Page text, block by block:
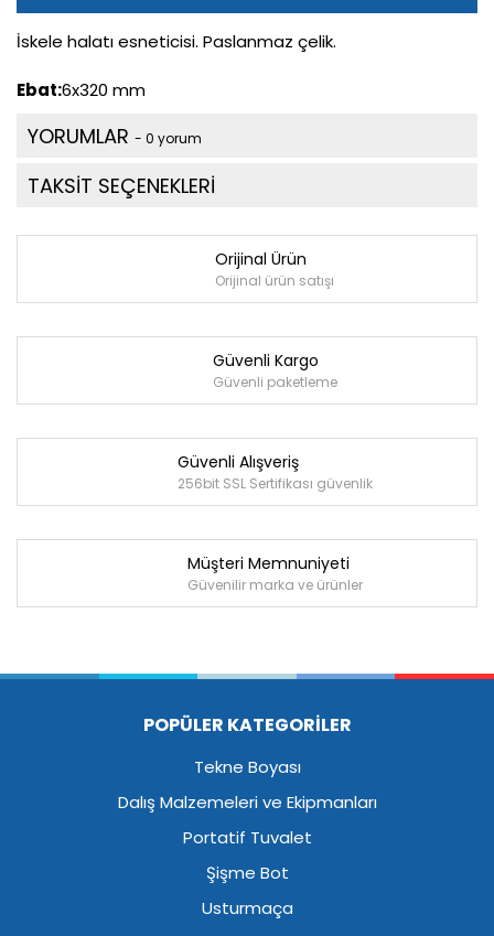
İskele halatı esneticisi. Paslanmaz çelik.
Ebat:6x320 mm
YORUMLAR - 0 yorum
TAKSİT SEÇENEKLERİ
Orijinal Ürün
Orijinal ürün satışı
Güvenli Kargo
Güvenli paketleme
Güvenli Alışveriş
256bit SSL Sertifikası güvenlik
Müşteri Memnuniyeti
Güvenilir marka ve ürünler
POPÜLER KATEGORİLER
Tekne Boyası
Dalış Malzemeleri ve Ekipmanları
Portatif Tuvalet
Şişme Bot
Usturmaça